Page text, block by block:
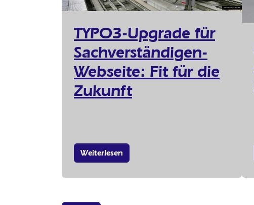
TYPO3-Upgrade für
Sachverständigen-
Webseite: Fit für die
Zukunft
Weiterlesen